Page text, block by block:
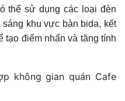
thể sử dụng các loại đèn
khu vực bàn bida, kết
điểm nhấn và tăng tính